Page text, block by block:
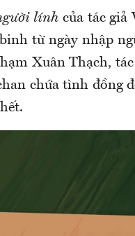
lính của tác giả
từ ngày nhập
Xuân Thạch,
chứa tình đồng